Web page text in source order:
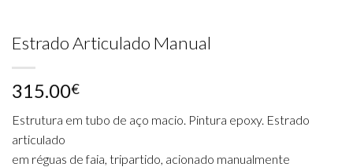
Estrado Articulado Manual
315.00€
Estrutura em tubo de aço macio. Pintura epoxy. Estrado
articulado
em réguas de faia, tripartido, acionado manualmente